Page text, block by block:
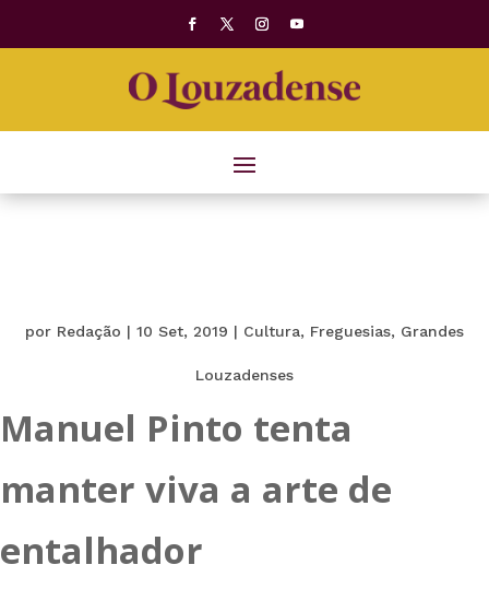
por Redação | 10 Set, 2019 | Cultura, Freguesias, Grandes
Louzadenses
Manuel Pinto tenta
manter viva a arte de
entalhador